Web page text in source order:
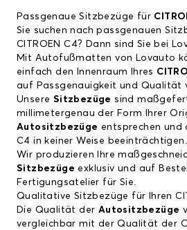
Passgenaue Sitzbezüge für
Sie suchen nach passgenauen
CITROEN C4? Dann sind Sie bei
Mit Autofußmatten von Lovauto
einfach den Innenraum Ihres
auf Passgenauigkeit und Qualität
Unsere Sitzbezüge sind
millimetergenau der Form Ihrer
Autositzbezüge entsprechen und
C4 in keiner Weise beeinträchtigen.
Wir produzieren Ihre
Sitzbezüge exklusiv und auf
Fertigungsatelier für Sie.
Qualitative Sitzbezüge für Ihren
Die Qualität der Autositzbezüge
vergleichbar mit der Qualität der